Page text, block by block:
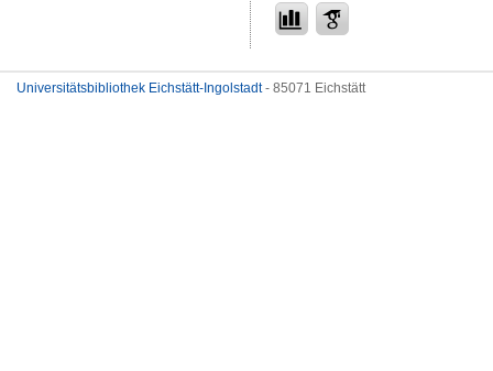
Universitätsbibliothek Eichstätt-Ingolstadt- 85071 Eichstätt